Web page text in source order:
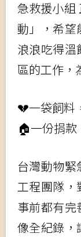
急救援小組
動」，希望
浪浪吃得溫
區的工作，
💔一袋飼料
🏠一份捐款
台灣動物
工程團隊，
事前都有完
像全紀錄，